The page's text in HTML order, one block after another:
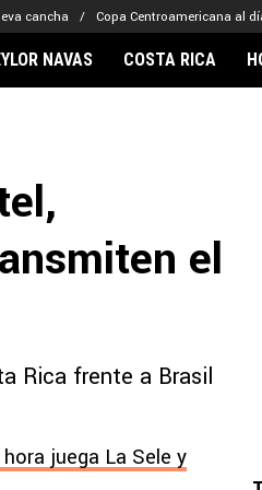
cancha Copa Centroamericana al
Estelí
Real Madrid
NAVAS COSTA RICA
el
Rica frente a Brasil
juega La Sele y